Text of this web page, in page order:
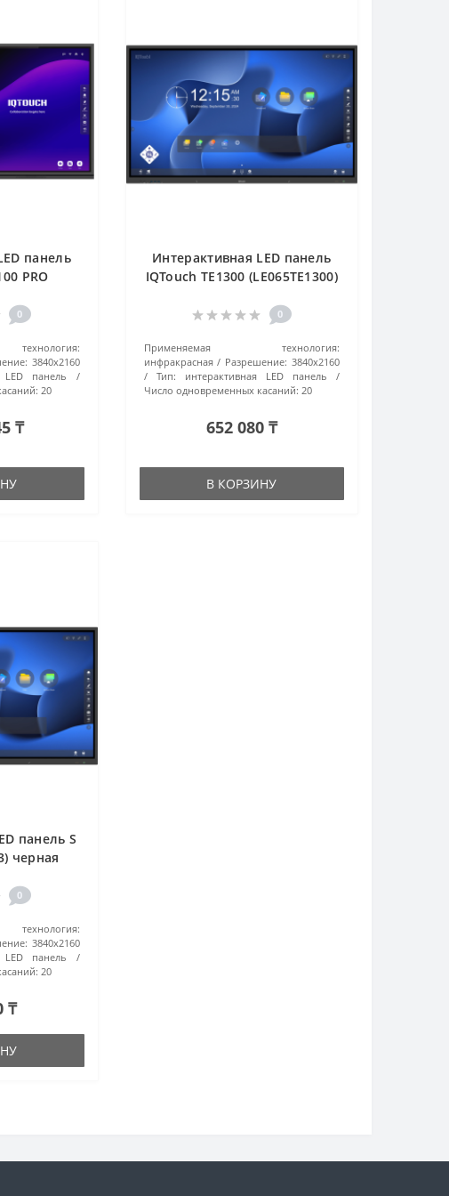
панель
PRO
0
3840x2160
LED панель
20
₸
Интерактивная LED панель
IQTouch TE1300 (LE065TE1300)
0
Применяемая технология:
инфракрасная
Разрешение: 3840х2160
Тип:
интерактивная LED панель
Число одновременных касаний: 20
652 080 ₸
В КОРЗИНУ
панель S
черная
0
3840х2160
LED панель
20
₸